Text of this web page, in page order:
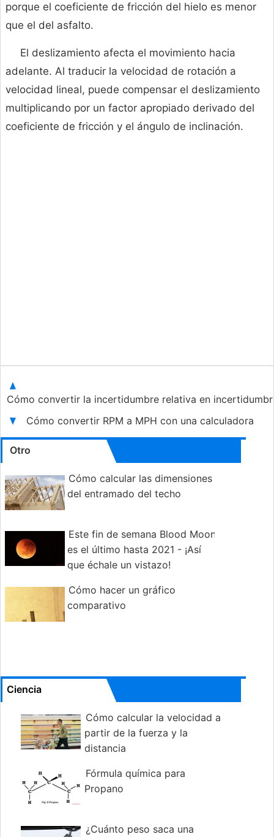
porque el coeficiente de fricción del hielo es menor
que el del asfalto.
El deslizamiento afecta el movimiento hacia
adelante. Al traducir la velocidad de rotación a
velocidad lineal, puede compensar el deslizamiento
multiplicando por un factor apropiado derivado del
coeficiente de fricción y el ángulo de inclinación.
Cómo convertir la incertidumbre relativa en
Cómo convertir RPM a MPH con una calculadora
Otro
Cómo calcular las dimensiones
del entramado del techo
Este fin de semana Blood Moon
es el último hasta 2021 - ¡Así
que échale un vistazo!
Cómo hacer un gráfico
comparativo
Ciencia
Cómo calcular la velocidad a
partir de la fuerza y la
distancia
Fórmula química para
Propano
¿Cuánto peso saca una